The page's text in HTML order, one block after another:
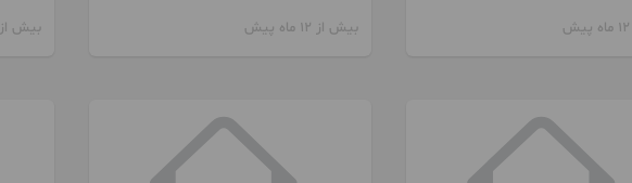
بیش از 12 ماه پیش بیش از 12 ماه پیش